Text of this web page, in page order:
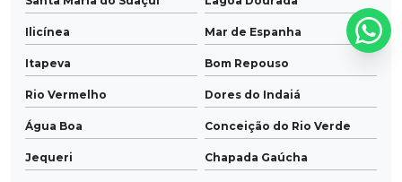
Ilicínea Mar de Espanha
Itapeva Bom Repouso
Rio Vermelho Dores do Indaiá
Água Boa Conceição do Rio Verde
Jequeri Chapada Gaúcha